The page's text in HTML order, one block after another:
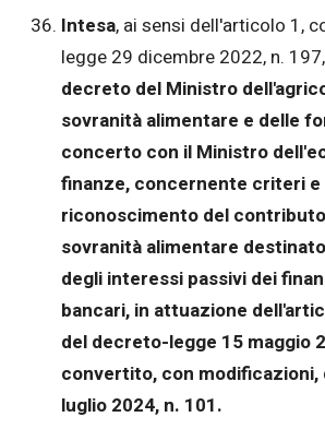
Intesa, ai sensi dell'articolo 1,
legge 29 dicembre 2022, n. 197,
decreto del Ministro
sovranità alimentare e delle
concerto con il Ministro
finanze, concernente criteri e
riconoscimento del
sovranità alimentare
degli interessi passivi dei
bancari, in attuazione
del decreto-legge 15 maggio
convertito, con modificazioni,
luglio 2024, n. 101.